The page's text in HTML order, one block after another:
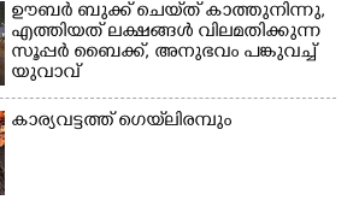
ഊബർ ബുക്ക് ചെയ്‌ത് കാത്തുനിന്നു,​
എത്തിയത് ലക്ഷങ്ങൾ വിലമതിക്കുന്ന
സൂപ്പർ ബൈക്ക്,​ അനുഭവം പങ്കുവച്ച്
യുവാവ്
കാര്യവട്ടത്ത് ഗെയ്‌ലിരമ്പും